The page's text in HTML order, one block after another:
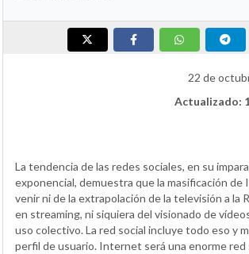
22 de
Actualizado:
La tendencia de las redes sociales, en su
exponencial, demuestra que la masificación de
venir ni de la extrapolación de la televisión a la
en streaming, ni siquiera del visionado de
uso colectivo. La red social incluye todo eso y
perfil de usuario. Internet será una enorme red